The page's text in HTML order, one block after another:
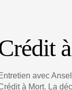
avec
à Mort. La